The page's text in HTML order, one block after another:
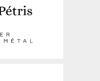
LE BLOG
REPÈRES